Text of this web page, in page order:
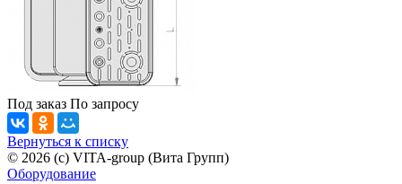
Под заказ По запросу
Вернуться к списку
© 2026 (c) VITA-group (Вита Групп)
Оборудование